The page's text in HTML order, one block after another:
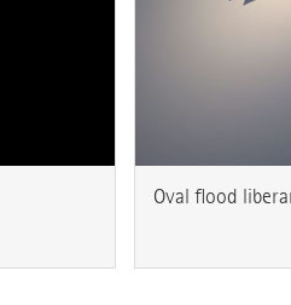
Oval flood